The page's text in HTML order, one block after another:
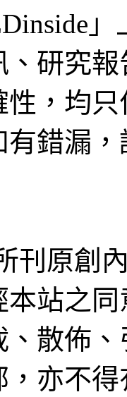
研究
，均
有錯漏
刊原創
站之
散佈
亦不